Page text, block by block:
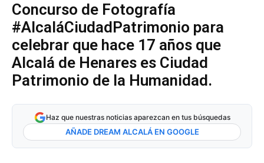
Concurso de Fotografía
#AlcaláCiudadPatrimonio para
celebrar que hace 17 años que
Alcalá de Henares es Ciudad
Patrimonio de la Humanidad.
Haz que nuestras noticias aparezcan en tus búsquedas
AÑADE DREAM ALCALÁ EN GOOGLE